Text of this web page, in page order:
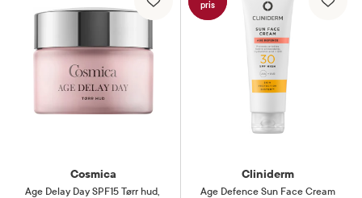
Cosmica
Age Delay Day SPF15 Tørr hud,
pris
Cliniderm
Age Defence Sun Face Cream